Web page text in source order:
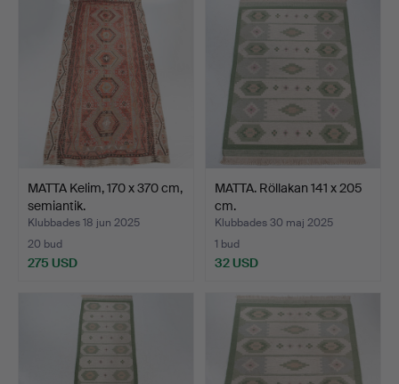
MATTA Kelim, 170 x 370 cm,
semiantik.
Klubbades 18 jun 2025
20 bud
275 USD
MATTA. Röllakan 141 x 205
cm.
Klubbades 30 maj 2025
1 bud
32 USD